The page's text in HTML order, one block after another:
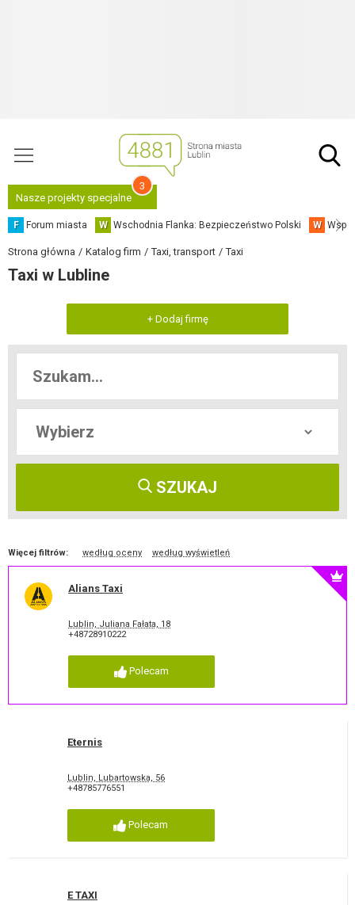
Nasze projekty specjalne
3
F Forum miasta W Wschodnia Flanka: Bezpieczeństwo Polski W
Strona główna Katalog firm Taxi, transport Taxi
Taxi w Lubline
+ Dodaj firmę
SZUKAJ
Więcej filtrów: według oceny według wyświetleń
Alians Taxi
Lublin, Juliana Fałata, 18
+48728910222
Polecam
Eternis
Lublin, Lubartowska, 56
+48785776551
Polecam
E TAXI